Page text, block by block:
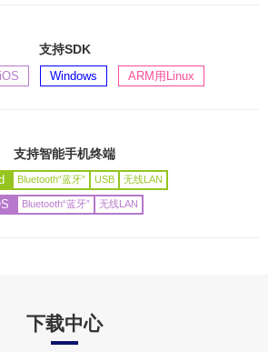
支持SDK
iOS Windows ARM用Linux
支持智能手机终端
Bluetooth“蓝牙” USB 无线LAN
Bluetooth“蓝牙” 无线LAN
下载中心